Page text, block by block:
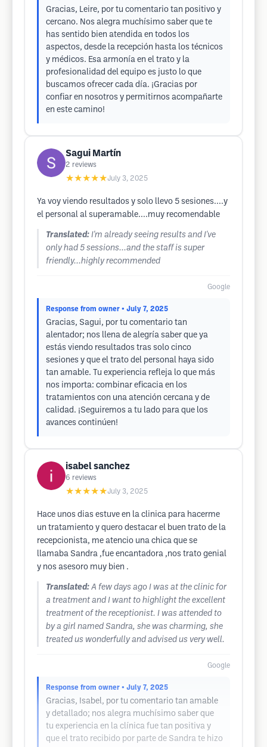
Gracias, Leire, por tu comentario tan positivo y
cercano. Nos alegra muchísimo saber que te
has sentido bien atendida en todos los
aspectos, desde la recepción hasta los técnicos
y médicos. Esa armonía en el trato y la
profesionalidad del equipo es justo lo que
buscamos ofrecer cada día. ¡Gracias por
confiar en nosotros y permitirnos acompañarte
en este camino!
Sagui Martín
2 reviews
★★★★★July 3, 2025
Ya voy viendo resultados y solo llevo 5 sesiones....y
el personal al superamable....muy recomendable
Translated: I'm already seeing results and I've
only had 5 sessions...and the staff is super
friendly...highly recommended
Google
Response from owner • July 7, 2025
Gracias, Sagui, por tu comentario tan
alentador; nos llena de alegría saber que ya
estás viendo resultados tras solo cinco
sesiones y que el trato del personal haya sido
tan amable. Tu experiencia refleja lo que más
nos importa: combinar eficacia en los
tratamientos con una atención cercana y de
calidad. ¡Seguiremos a tu lado para que los
avances continúen!
isabel sanchez
6 reviews
★★★★★July 3, 2025
Hace unos dias estuve en la clinica para hacerme
un tratamiento y quero destacar el buen trato de la
recepcionista, me atencio una chica que se
llamaba Sandra ,fue encantadora ,nos trato genial
y nos asesoro muy bien .
Translated: A few days ago I was at the clinic for
a treatment and I want to highlight the excellent
treatment of the receptionist. I was attended to
by a girl named Sandra, she was charming, she
treated us wonderfully and advised us very well.
Google
Response from owner • July 7, 2025
Gracias, Isabel, por tu comentario tan amable
y detallado; nos alegra muchísimo saber que
tu experiencia en la clínica fue tan positiva y
que el trato recibido por parte de Sandra te hizo